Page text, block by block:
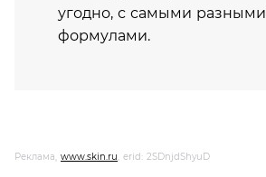
угодно, с самыми разными
формулами.
Реклама, www.skin.ru, erid: 2SDnjdShyuD